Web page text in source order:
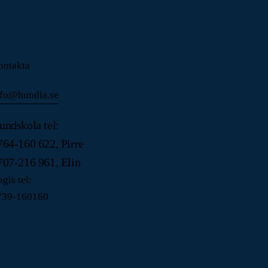
tel:
160 622, Pirre
216 961, Elin
tel:
160160